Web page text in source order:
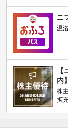
ニ
温
内】
株
拡